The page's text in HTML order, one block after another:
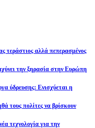
τεράστιος αλλά πεπερασμένος
την ξηρασία στην Ευρώπη
ύδρευσης: Ενισχύεται η
τους πολίτες να βρίσκουν
τεχνολογία για την